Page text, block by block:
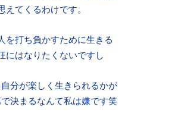
えてくるわけです。
を打ち負かすために生きる
にはなりたくないですし
分が楽しく生きられるかが
決まるなんて私は嫌です笑